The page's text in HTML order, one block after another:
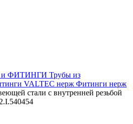
ФИТИНГИ Трубы из
VALTEC нерж Фитинги нерж
стали с внутренней резьбой